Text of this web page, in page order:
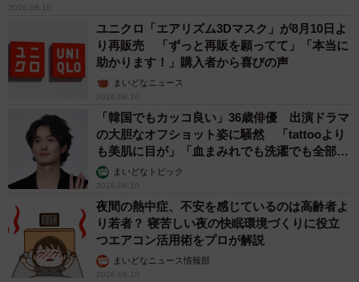
2026.08.10
ユニクロ「エアリズム3Dマスク」が8月10日よ
り再販売 「ずっと再販を願ってて」「本当に
助かります！」購入者から喜びの声
まいどなニュース
2026.08.10
「韓国でもカッコ良い」36歳俳優 出演ドラマ
の大胆なオフショット姿に騒然 「tattooより
も美肌に目が」「血まみれでも洗濯でも全部か
っこいい」
まいどなトピック
2026.08.10
夜間の熱中症、不安を感じているのは高齢者よ
り若者？ 寝苦しい夜の快眠環境づくりに役立
つエアコン活用術をプロが解説
まいどなニュース情報部
2026.08.10